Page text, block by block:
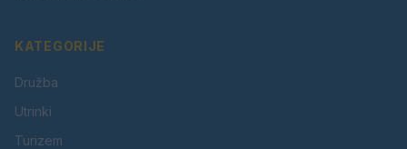
KATEGORIJE
Družba
Utrinki
Turizem